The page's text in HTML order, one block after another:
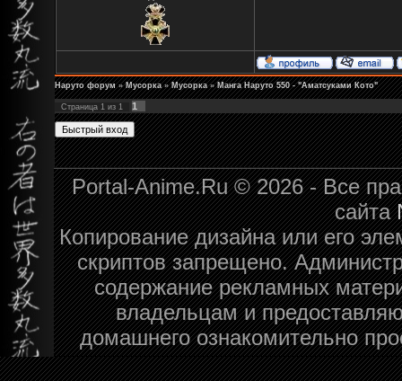
Наруто форум » Мусорка » Мусорка » Манга Наруто 550 - "Аматсуками Кото"
Страница 1 из 1 1
Portal-Anime.Ru © 2026 - Все
сайта
Копирование дизайна или его
скриптов запрещено.
содержание рекламных
владельцам и
домашнего ознакомительно